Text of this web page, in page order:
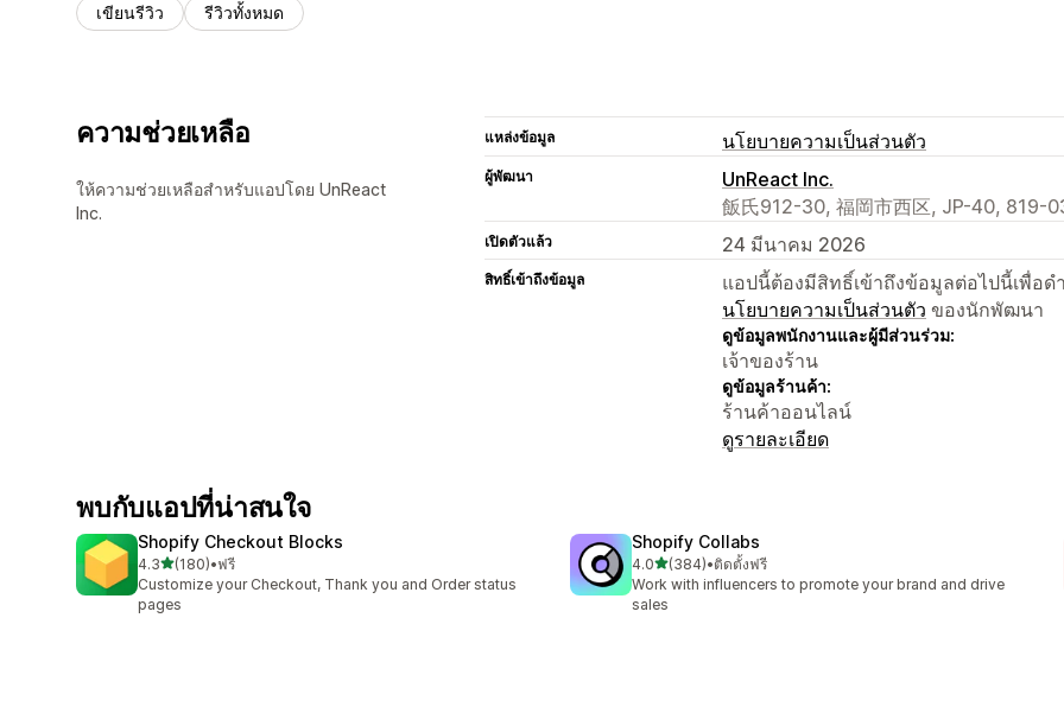
เขียนรีวิว รีวิวทั้งหมด
ความช่วยเหลือ
ให้ความช่วยเหลือสำหรับแอปโดย UnReact
Inc.
แหล่งข้อมูล นโยบายความเป็นส่วนตัว
ผู้พัฒนา
UnReact Inc.
飯氏912-30, 福岡市西区, JP-40, 819-
เปิดตัวแล้ว 24 มีนาคม 2026
สิทธิ์เข้าถึงข้อมูล
แอปนี้ต้องมีสิทธิ์เข้าถึงข้อมูลต่อไปนี้เพื่อ
นโยบายความเป็นส่วนตัว ของนักพัฒนา
ดูข้อมูลพนักงานและผู้มีส่วนร่วม:
เจ้าของร้าน
ดูข้อมูลร้านค้า:
ร้านค้าออนไลน์
ดูรายละเอียด
พบกับแอปที่น่าสนใจ
Shopify Checkout Blocks
4.3เต็ม 5 ดาว
(180)
ทั้งหมด 180 รีวิว
•ฟรี
Customize your Checkout, Thank you and Order status
pages
Shopify Collabs
4.0เต็ม 5 ดาว
(384)
ทั้งหมด 384 รีวิว
•ติดตั้งฟรี
Work with influencers to promote your brand and drive
sales